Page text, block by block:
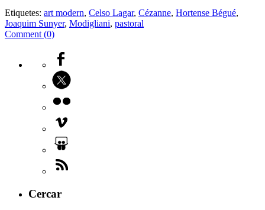
Etiquetes: art modern, Celso Lagar, Cézanne, Hortense Bégué,
Joaquim Sunyer, Modigliani, pastoral
Comment (0)
Cercar